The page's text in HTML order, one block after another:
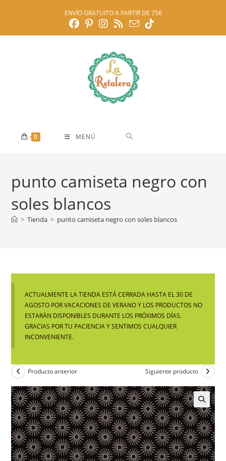
ENVÍO GRATUITO A PARTIR DE 75€
0 MENÚ
punto camiseta negro con
soles blancos
> Tienda > punto camiseta negro con soles blancos
ACTUALMENTE LA TIENDA ESTÁ CERRADA HASTA EL 30 DE
AGOSTO POR VACACIONES DE VERANO Y LOS PRODUCTOS NO
ESTARÁN DISPONIBLES DURANTE LOS PRÓXIMOS DÍAS.
GRACIAS POR TU PACIENCIA Y SENTIMOS CUALQUIER
INCONVENIENTE.
Producto anterior Siguiente producto
🔍